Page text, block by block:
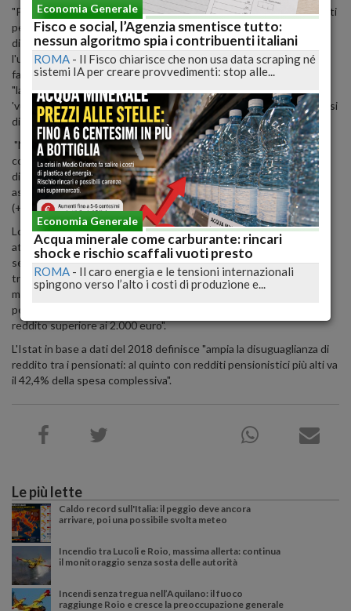
"Per quasi 7 milioni e 400mila famiglie con pensionati i trasferimenti
pensionistici rappresentano più dei tre quarti del reddito familiare
disponibile e nel 21,9% dei casi le prestazioni ai pensionati sono
l'unica fonte monetaria di reddito (oltre 2 milioni e 600mila di
famiglie)", lo rileva l'Istat confermando, in base a dati del 2017, che
"la presenza di un pensionato all'interno di nuclei familiari
'vulnerabili' (genitori soli o famiglie in altra tipologia) consente quasi
di dimezzare l'esposizione al rischio di povertà".
"Nel 2018, i pensionati sono circa 16 milioni, per un numero
complessivo di trattamenti pensionistici erogati pari a poco meno
di 23 milioni. La spesa totale pensionistica (inclusa la componente
assistenziale) nello stesso anno raggiunge i 293 miliardi di euro
(+2,2% su variazione annuale)".
Lo rileva l'Istat. "Il peso relativo della spesa pensionistica sul Pil si
attesta al 16,6%, valore appena più alto rispetto al 2017 (16,5%),
segnando un'interruzione del trend decrescente osservato nel
triennio precedente". Il 36,3% dei pensionati riceve ogni mese
meno di 1.000 euro lordi, il 12,2% non supera i 500 euro. Un
pensionato su quattro (24,7%) si colloca, invece, nella fascia di
reddito superiore ai 2.000 euro".
L'Istat in base a dati del 2018 definisce "ampia la disuguaglianza di
reddito tra i pensionati: al quinto con redditi pensionistici più alti va
il 42,4% della spesa complessiva".
Le più lette
Caldo record sull'Italia: il peggio deve ancora
arrivare, poi una possibile svolta meteo
Incendio tra Lucoli e Roio, massima allerta: continua
il monitoraggio senza sosta delle autorità
Incendi senza tregua nell’Aquilano: il fuoco
raggiunge Roio e cresce la preoccupazione generale
Economia Generale
Fisco e social, l’Agenzia smentisce tutto:
nessun algoritmo spia i contribuenti italiani
ROMA - Il Fisco chiarisce che non usa data scraping né
sistemi IA per creare provvedimenti: stop alle...
Economia Generale
Acqua minerale come carburante: rincari
shock e rischio scaffali vuoti presto
ROMA - Il caro energia e le tensioni internazionali
spingono verso l’alto i costi di produzione e...